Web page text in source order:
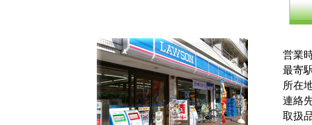
営業
最寄
所在
連絡
取扱